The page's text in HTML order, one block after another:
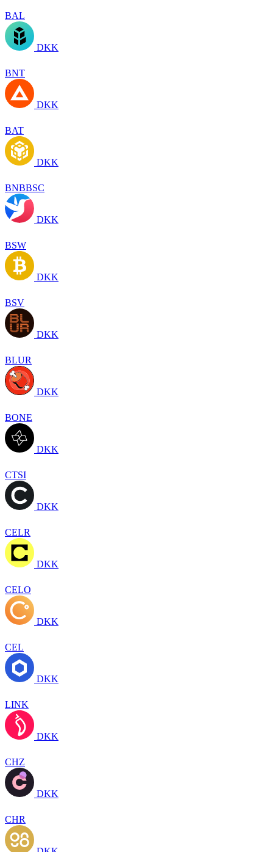
BAL
DKK
BNT
DKK
BAT
DKK
BNBBSC
DKK
BSW
DKK
BSV
DKK
BLUR
DKK
BONE
DKK
CTSI
DKK
CELR
DKK
CELO
DKK
CEL
DKK
LINK
DKK
CHZ
DKK
CHR